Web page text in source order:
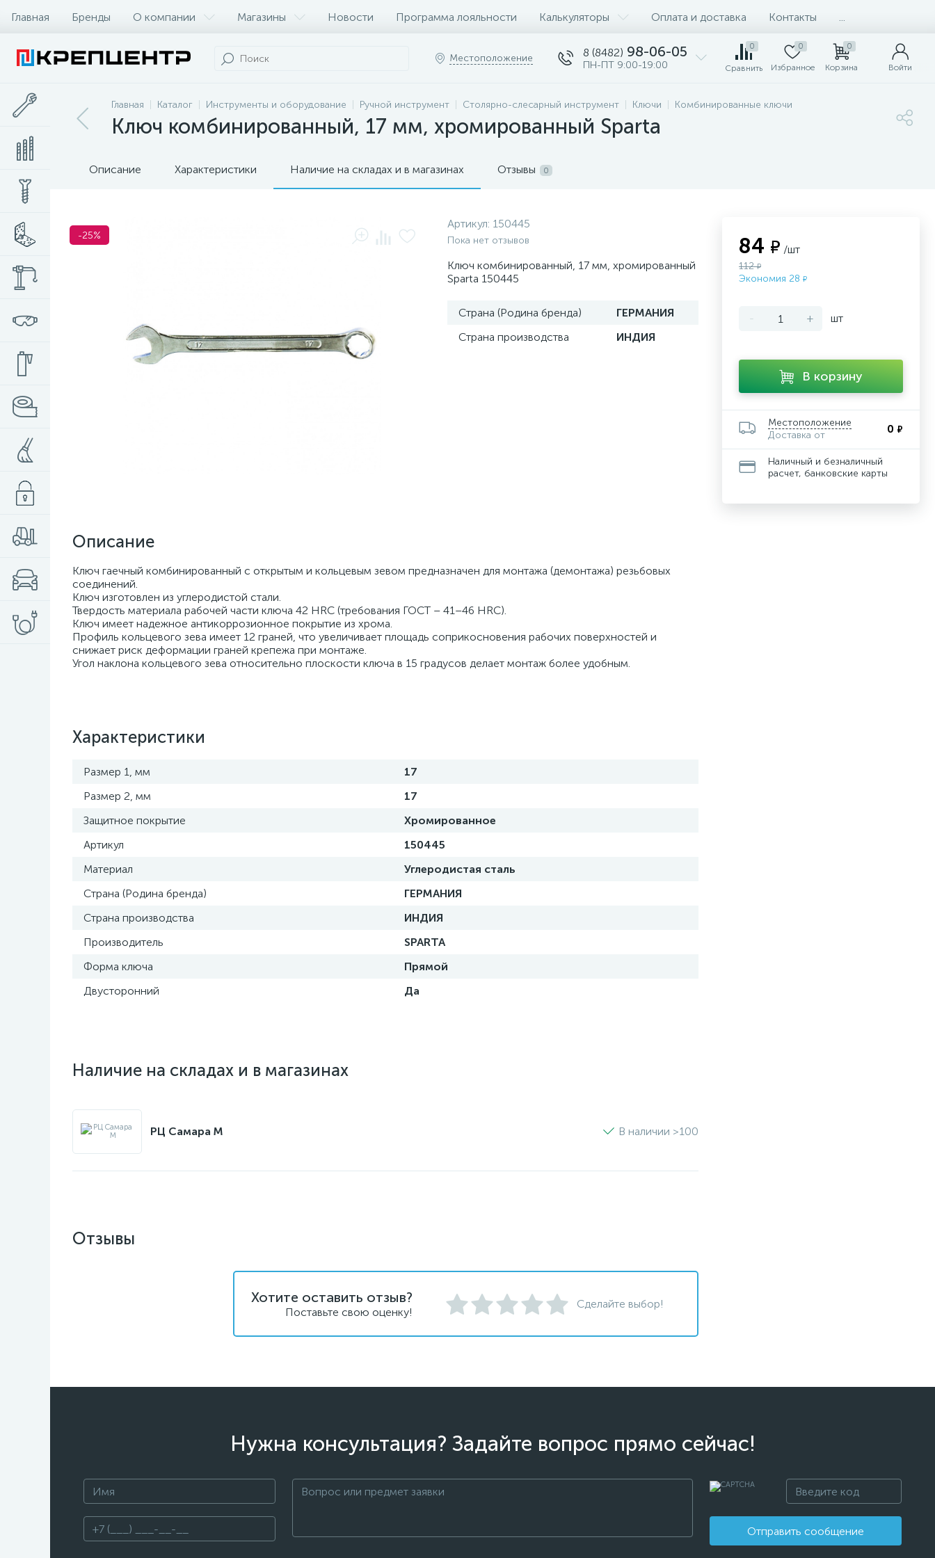
Главная Бренды О компании Магазины Новости Программа лояльности Калькуляторы Оплата и доставка Контакты
Местоположение 8 (8482) 98-06-05
ПН-ПТ 9:00-19:00
0
Сравнить
0
Избранное
0
Корзина Войти
Главная Каталог Инструменты и оборудование Ручной инструмент Столярно-слесарный инструмент Ключи Комбинированные ключи
Ключ комбинированный, 17 мм, хромированный Sparta
Описание Характеристики Наличие на складах и в магазинах Отзывы 0
-25%
Артикул: 150445
Пока нет отзывов
Ключ комбинированный, 17 мм, хромированный
Sparta 150445
Страна (Родина бренда)
ГЕРМАНИЯ
Страна производства
ИНДИЯ
Описание
Ключ гаечный комбинированный с открытым и кольцевым зевом предназначен для монтажа (демонтажа) резьбовых
соединений.
Ключ изготовлен из углеродистой стали.
Твердость материала рабочей части ключа 42 HRC (требования ГОСТ – 41–46 HRC).
Ключ имеет надежное антикоррозионное покрытие из хрома.
Профиль кольцевого зева имеет 12 граней, что увеличивает площадь соприкосновения рабочих поверхностей и
снижает риск деформации граней крепежа при монтаже.
Угол наклона кольцевого зева относительно плоскости ключа в 15 градусов делает монтаж более удобным.
Характеристики
Размер 1, мм
17
Размер 2, мм
17
Защитное покрытие
Хромированное
Артикул
150445
Материал
Углеродистая сталь
Страна (Родина бренда)
ГЕРМАНИЯ
Страна производства
ИНДИЯ
Производитель
SPARTA
Форма ключа
Прямой
Двусторонний
Да
Наличие на складах и в магазинах
РЦ Самара M В наличии >100
84 ₽ /шт
112₽
Экономия 28 ₽
- + шт
В корзину
Местоположение
Доставка от
0 ₽
Наличный и безналичный
расчет, банковские карты
Отзывы
Хотите оставить отзыв?
Поставьте свою оценку!
Сделайте выбор!
Нужна консультация? Задайте вопрос прямо сейчас!
Отправить сообщение